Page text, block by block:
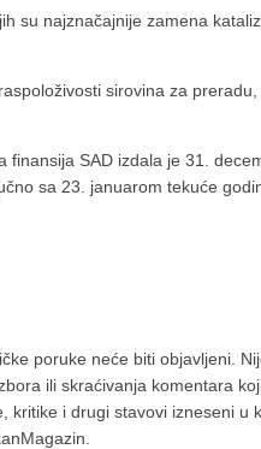
su najznačajnije zamena
sirovina za
SAD izdala je 31.
sa 23. januarom tekuće
poruke neće biti objavljeni.
ili skraćivanja komentara
kritike i drugi stavovi izneseni u